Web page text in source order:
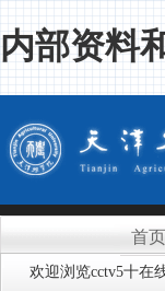
内部资料
首页
欢迎浏览cctv5十在